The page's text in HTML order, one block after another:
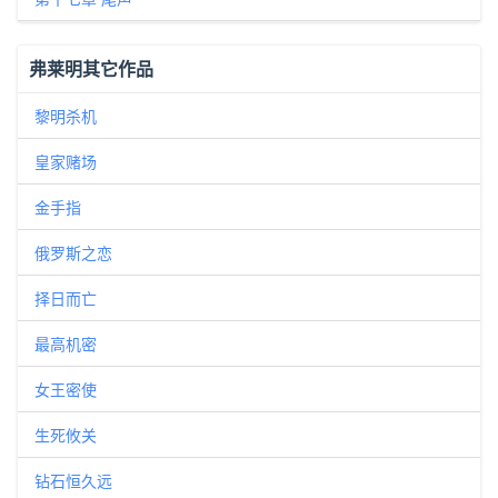
弗莱明其它作品
黎明杀机
皇家赌场
金手指
俄罗斯之恋
择日而亡
最高机密
女王密使
生死攸关
钻石恒久远